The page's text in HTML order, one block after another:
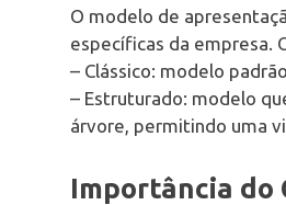
O modelo de
específicas da empresa.
– Clássico: modelo
– Estruturado: modelo
árvore, permitindo uma
Importância do